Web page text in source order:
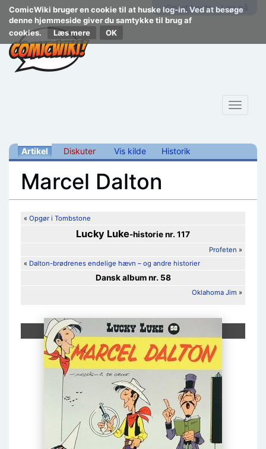
ComicWiki bruger en cookie til at huske log-in. Ved at besøge
denne hjemmeside giver du samtykke til brug af
cookies.
Læs mere
Opret konto Log på
Toggle
Artikel Diskuter Vis kilde Historik
Marcel Dalton
« Opgør i Tombstone
Lucky Luke-historie nr. 117
Profeten »
« Dalton-brødrenes endelige hævn – og andre historier
Dansk album nr. 58
Oklahoma Jim »